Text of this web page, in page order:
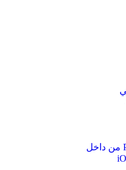
لا يمكن الاشتراك في Premium من داخل